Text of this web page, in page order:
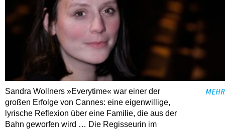
Sandra Wollners »Everytime« war einer der
großen Erfolge von Cannes: eine eigenwillige,
lyrische Reflexion über eine ­Familie, die aus der
Bahn geworfen wird … Die Regisseurin im
MEHR